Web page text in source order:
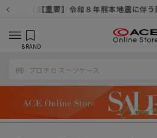
【重要】8/11（火・祝）休業及び
【重要】令和８年熊本地震に伴
【重要】納品書・領収書ペーパーレ
【重要】天候不良や交通状況・物量増
【重要】悪質な詐欺サイト
【重要】各種メールが届かな
【重要】お問い合わせのご
【重要】SNSのなりすまし詐
BRAND